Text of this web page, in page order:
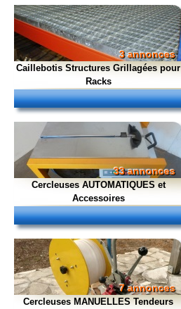
3 annonces
Caillebotis Structures Grillagées pour
Racks
33 annonces
Cercleuses AUTOMATIQUES et
Accessoires
7 annonces
Cercleuses MANUELLES Tendeurs